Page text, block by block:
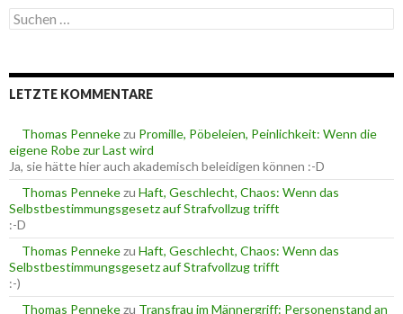
g
o
n
S
u
e
n
c
h
:
LETZTE KOMMENTARE
Thomas Pennekezu Promille, Pöbeleien, Peinlichkeit: Wenn die
eigene Robe zur Last wird
Ja, sie hätte hier auch akademisch beleidigen können :-D
Thomas Pennekezu Haft, Geschlecht, Chaos: Wenn das
Selbstbestimmungsgesetz auf Strafvollzug trifft
:-D
Thomas Pennekezu Haft, Geschlecht, Chaos: Wenn das
Selbstbestimmungsgesetz auf Strafvollzug trifft
:-)
Thomas Pennekezu Transfrau im Männergriff: Personenstand an